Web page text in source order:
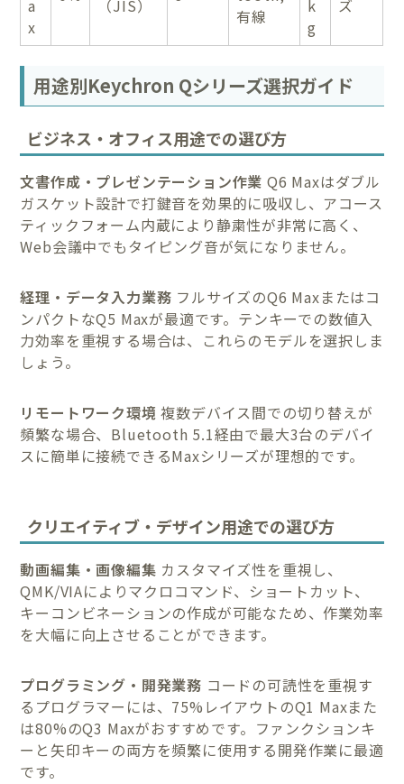
a
x
（JIS）
有線
k
g
ズ
用途別Keychron Qシリーズ選択ガイド
ビジネス・オフィス用途での選び方
文書作成・プレゼンテーション作業 Q6 Maxはダブル
ガスケット設計で打鍵音を効果的に吸収し、アコース
ティックフォーム内蔵により静粛性が非常に高く、
Web会議中でもタイピング音が気になりません。
経理・データ入力業務 フルサイズのQ6 Maxまたはコ
ンパクトなQ5 Maxが最適です。テンキーでの数値入
力効率を重視する場合は、これらのモデルを選択しま
しょう。
リモートワーク環境 複数デバイス間での切り替えが
頻繁な場合、Bluetooth 5.1経由で最大3台のデバイ
スに簡単に接続できるMaxシリーズが理想的です。
クリエイティブ・デザイン用途での選び方
動画編集・画像編集 カスタマイズ性を重視し、
QMK/VIAによりマクロコマンド、ショートカット、
キーコンビネーションの作成が可能なため、作業効率
を大幅に向上させることができます。
プログラミング・開発業務 コードの可読性を重視す
るプログラマーには、75%レイアウトのQ1 Maxまた
は80%のQ3 Maxがおすすめです。ファンクションキ
ーと矢印キーの両方を頻繁に使用する開発作業に最適
です。